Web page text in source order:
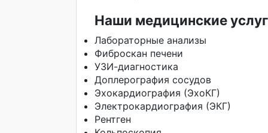
Наши медицинские
Лабораторные анализы
Фиброскан печени
УЗИ-диагностика
Доплерография сосудов
Эхокардиография (ЭхоКГ)
Электрокардиография (ЭКГ)
Рентген